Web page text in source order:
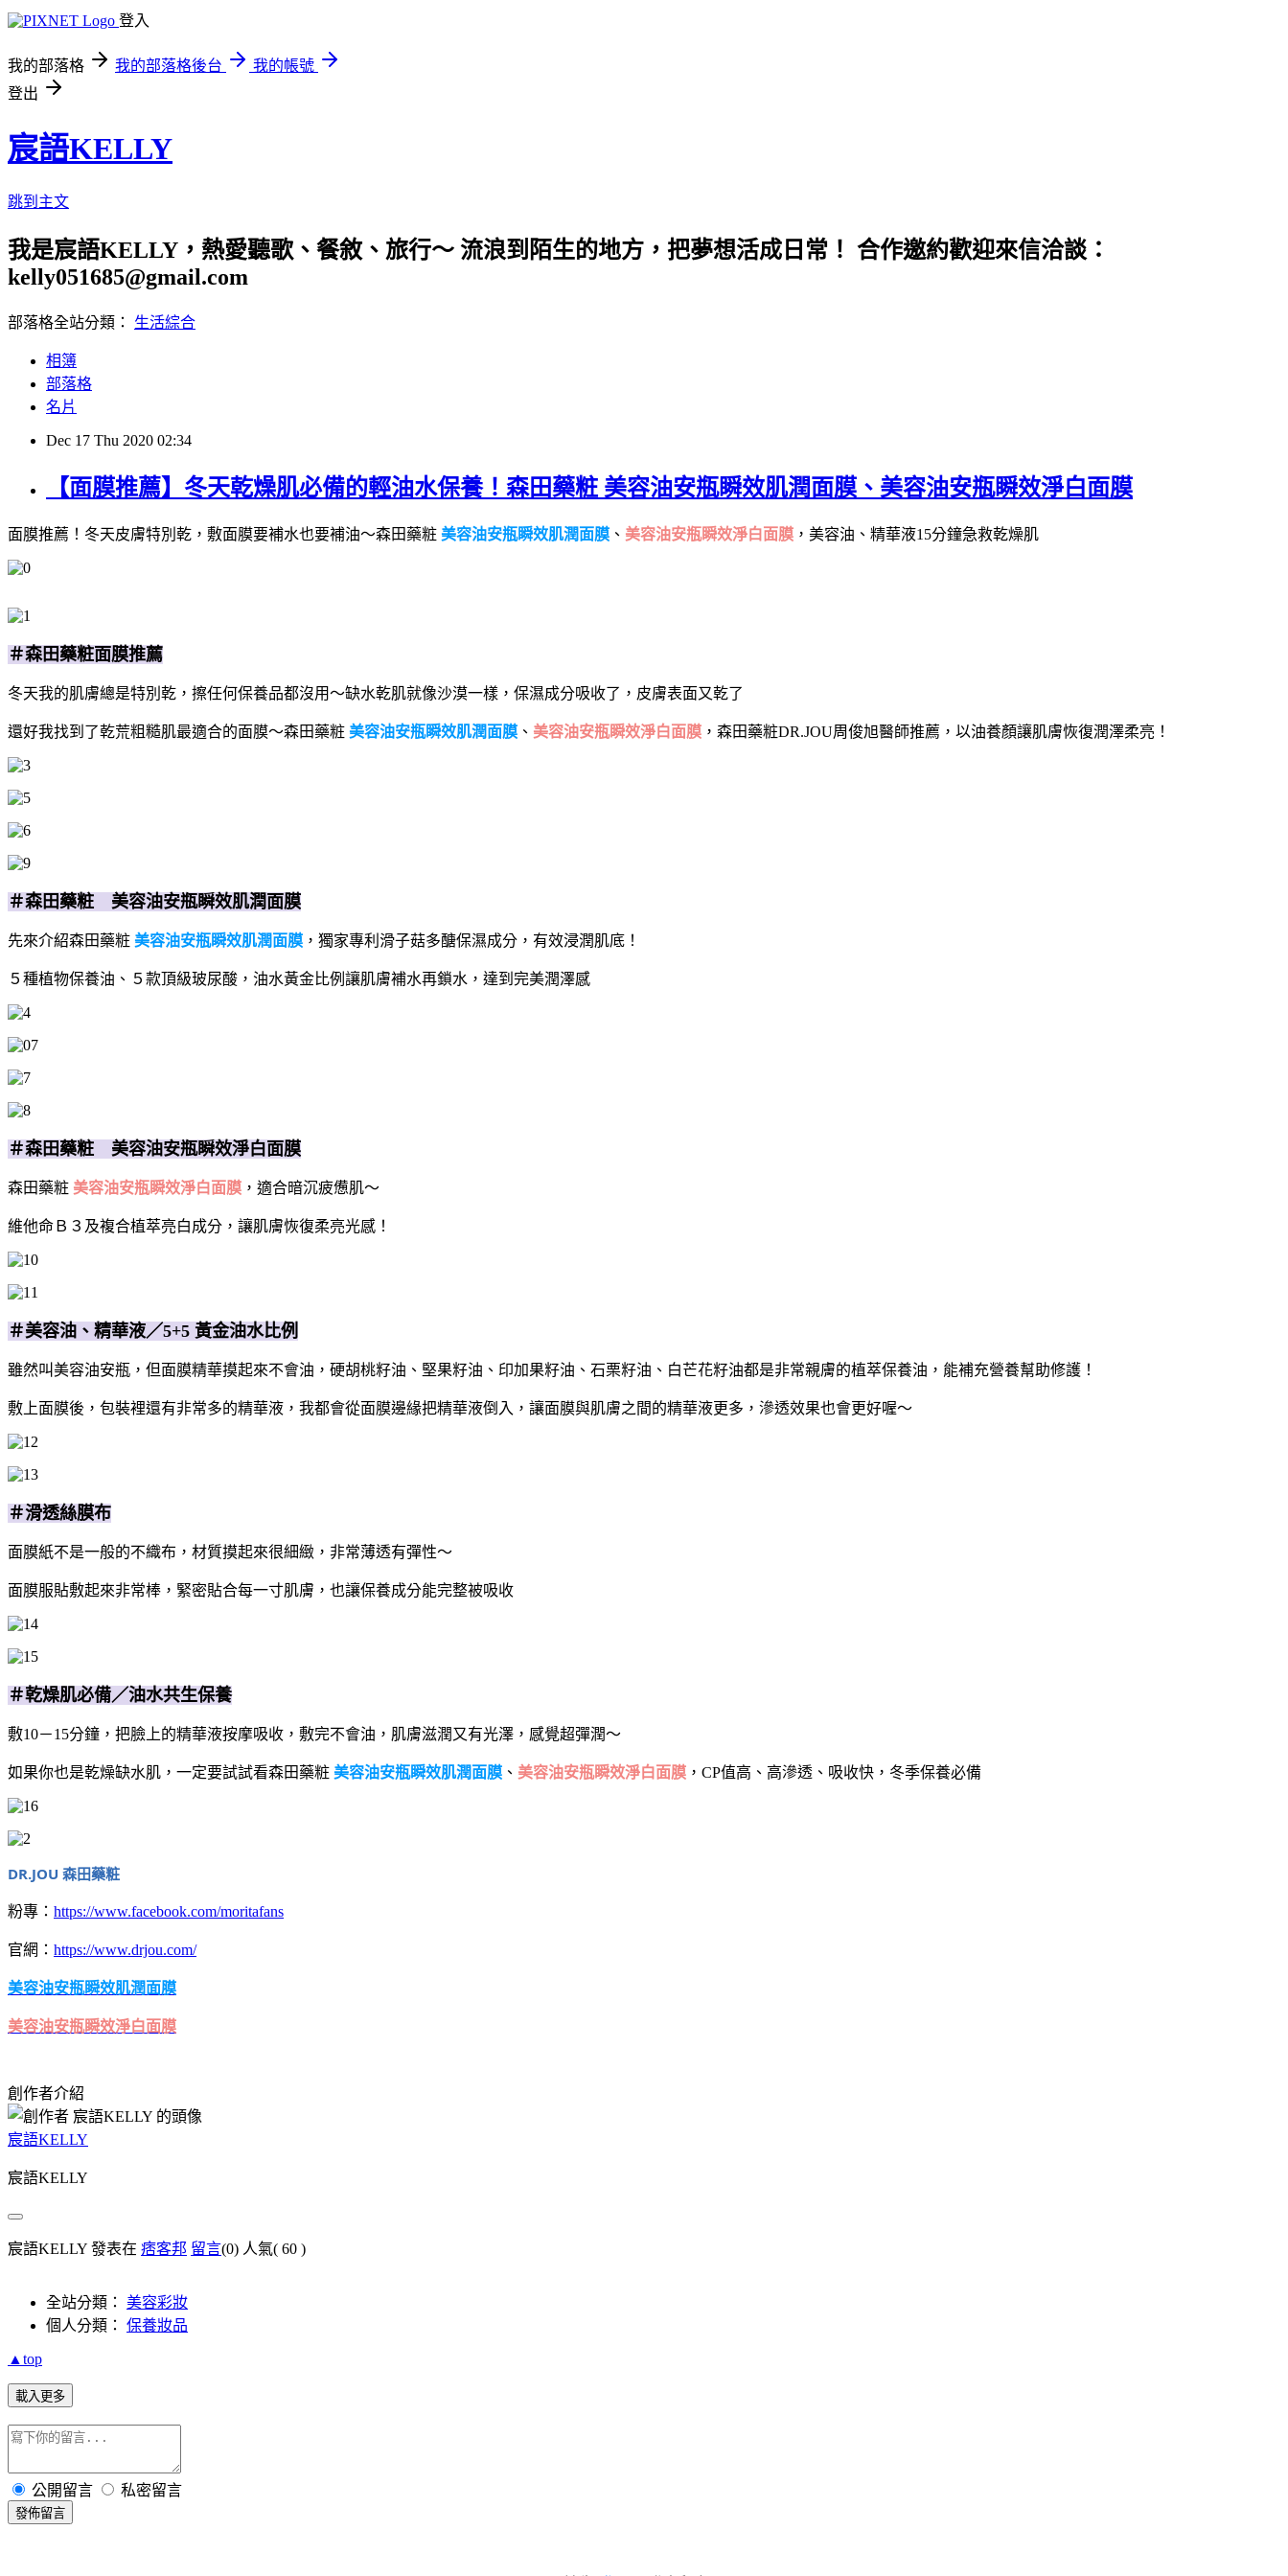
登入
我的部落格 我的部落格後台
我的帳號
登出
宸語KELLY
跳到主文
我是宸語KELLY，熱愛聽歌、餐敘、旅行～ 流浪到陌生的地方，把夢想活成日常！ 合作邀約歡迎來信洽談：
kelly051685@gmail.com
部落格全站分類： 生活綜合
相簿
部落格
名片
Dec 17 Thu 2020 02:34
【面膜推薦】冬天乾燥肌必備的輕油水保養！森田藥粧 美容油安瓶瞬效肌潤面膜、美容油安瓶瞬效淨白面膜
面膜推薦！冬天皮膚特別乾，敷面膜要補水也要補油～森田藥粧 美容油安瓶瞬效肌潤面膜 、 美容油安瓶瞬效淨白面膜 ，美容油、精華液15分鐘急救乾燥肌
＃森田藥粧面膜推薦
冬天我的肌膚總是特別乾，擦任何保養品都沒用～缺水乾肌就像沙漠一樣，保濕成分吸收了，皮膚表面又乾了
還好我找到了乾荒粗糙肌最適合的面膜～森田藥粧 美容油安瓶瞬效肌潤面膜 、 美容油安瓶瞬效淨白面膜 ，森田藥粧DR.JOU周俊旭醫師推薦，以油養顏讓肌膚恢復潤澤柔亮！
＃森田藥粧 美容油安瓶瞬效肌潤面膜
先來介紹森田藥粧 美容油安瓶瞬效肌潤面膜 ，獨家專利滑子菇多醣保濕成分，有效浸潤肌底！
５種植物保養油、５款頂級玻尿酸，油水黃金比例讓肌膚補水再鎖水，達到完美潤澤感
＃森田藥粧 美容油安瓶瞬效淨白面膜
森田藥粧 美容油安瓶瞬效淨白面膜 ，適合暗沉疲憊肌～
維他命Ｂ３及複合植萃亮白成分，讓肌膚恢復柔亮光感！
＃美容油、精華液／5+5 黃金油水比例
雖然叫美容油安瓶，但面膜精華摸起來不會油，硬胡桃籽油、堅果籽油、印加果籽油、石栗籽油、白芒花籽油都是非常親膚的植萃保養油，能補充營養幫助修護！
敷上面膜後，包裝裡還有非常多的精華液，我都會從面膜邊緣把精華液倒入，讓面膜與肌膚之間的精華液更多，滲透效果也會更好喔～
＃滑透絲膜布
面膜紙不是一般的不織布，材質摸起來很細緻，非常薄透有彈性～
面膜服貼敷起來非常棒，緊密貼合每一寸肌膚，也讓保養成分能完整被吸收
＃乾燥肌必備／油水共生保養
敷10－15分鐘，把臉上的精華液按摩吸收，敷完不會油，肌膚滋潤又有光澤，感覺超彈潤～
如果你也是乾燥缺水肌，一定要試試看森田藥粧 美容油安瓶瞬效肌潤面膜 、 美容油安瓶瞬效淨白面膜 ，CP值高、高滲透、吸收快，冬季保養必備
DR.JOU 森田藥粧
粉專： https://www.facebook.com/moritafans
官網： https://www.drjou.com/
美容油安瓶瞬效肌潤面膜
美容油安瓶瞬效淨白面膜
創作者介紹
宸語KELLY
宸語KELLY
宸語KELLY 發表在 痞客邦 留言(0) 人氣( 60 )
全站分類： 美容彩妝
個人分類： 保養妝品
▲top
載入更多
公開留言 私密留言
發佈留言